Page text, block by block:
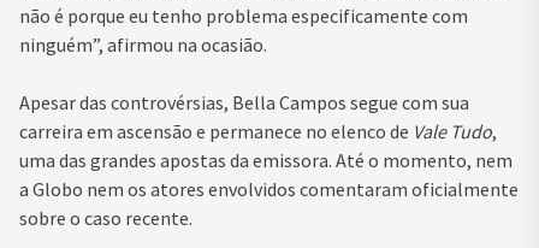
não é porque eu tenho problema especificamente com
ninguém”, afirmou na ocasião.
Apesar das controvérsias, Bella Campos segue com sua
carreira em ascensão e permanece no elenco de Vale Tudo,
uma das grandes apostas da emissora. Até o momento, nem
a Globo nem os atores envolvidos comentaram oficialmente
sobre o caso recente.